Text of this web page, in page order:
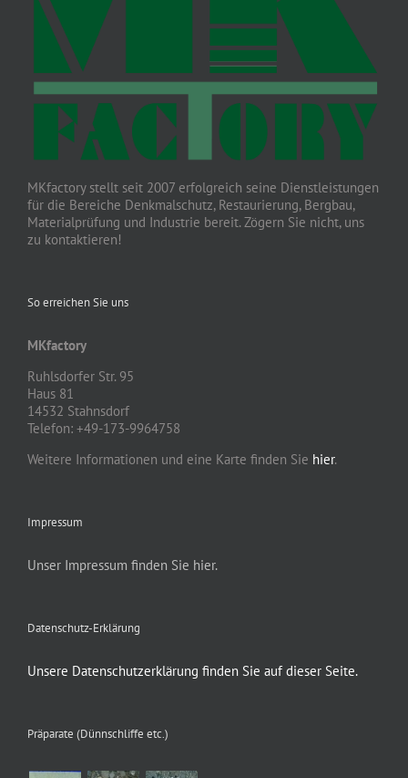
MKfactory stellt seit 2007 erfolgreich seine Dienstleistungen
für die Bereiche Denkmalschutz, Restaurierung, Bergbau,
Materialprüfung und Industrie bereit. Zögern Sie nicht, uns
zu kontaktieren!
So erreichen Sie uns
MKfactory
Ruhlsdorfer Str. 95
Haus 81
14532 Stahnsdorf
Telefon: +49-173-9964758
Weitere Informationen und eine Karte finden Sie hier.
Impressum
Unser Impressum finden Sie hier.
Datenschutz-Erklärung
Unsere Datenschutzerklärung finden Sie auf dieser Seite.
Präparate (Dünnschliffe etc.)